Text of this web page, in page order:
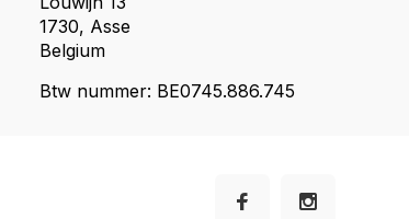
1730, Asse
Belgium
Btw nummer: BE0745.886.745